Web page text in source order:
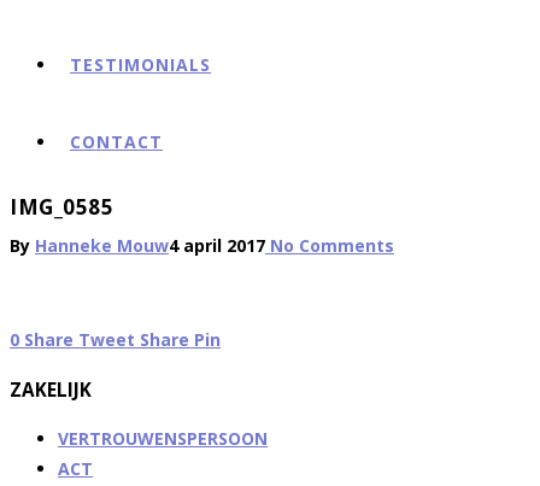
TESTIMONIALS
CONTACT
IMG_0585
By Hanneke Mouw4 april 2017 No Comments
0 Share Tweet Share Pin
ZAKELIJK
VERTROUWENSPERSOON
ACT